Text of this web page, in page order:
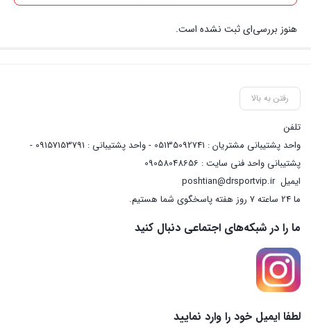
هنوز بررسی‌ای ثبت نشده است.
رفتن به بالا
تلفن
واحد پشتیبانی مشتریان : 05135092741 - واحد پشتیبانی : 09157153791 -
پشتیبانی واحد فنی سایت : 09058048656
ایمیلposhtian@drsportvip.ir
ما 24 ساعته 7 روز هفته پاسخگوی شما هستیم.
ما را در شبکه‌های اجتماعی دنبال کنید
لطفا ایمیل خود را وارد نمایید